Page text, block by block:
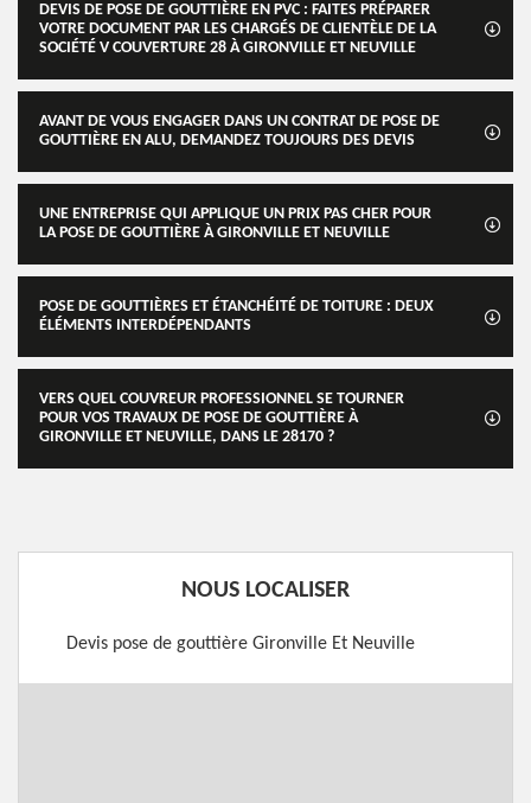
DEVIS DE POSE DE GOUTTIÈRE EN PVC : FAITES PRÉPARER
VOTRE DOCUMENT PAR LES CHARGÉS DE CLIENTÈLE DE LA
SOCIÉTÉ V COUVERTURE 28 À GIRONVILLE ET NEUVILLE
AVANT DE VOUS ENGAGER DANS UN CONTRAT DE POSE DE
GOUTTIÈRE EN ALU, DEMANDEZ TOUJOURS DES DEVIS
UNE ENTREPRISE QUI APPLIQUE UN PRIX PAS CHER POUR
LA POSE DE GOUTTIÈRE À GIRONVILLE ET NEUVILLE
POSE DE GOUTTIÈRES ET ÉTANCHÉITÉ DE TOITURE : DEUX
ÉLÉMENTS INTERDÉPENDANTS
VERS QUEL COUVREUR PROFESSIONNEL SE TOURNER
POUR VOS TRAVAUX DE POSE DE GOUTTIÈRE À
GIRONVILLE ET NEUVILLE, DANS LE 28170 ?
NOUS LOCALISER
Devis pose de gouttière Gironville Et Neuville